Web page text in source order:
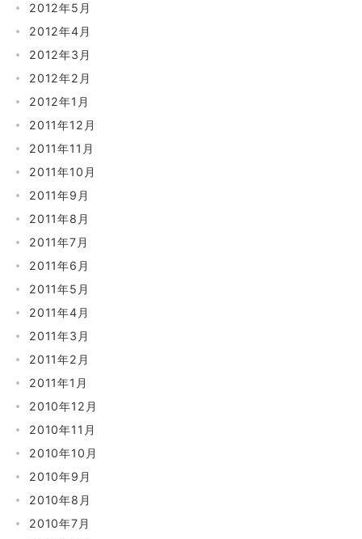
2012年5月
2012年4月
2012年3月
2012年2月
2012年1月
2011年12月
2011年11月
2011年10月
2011年9月
2011年8月
2011年7月
2011年6月
2011年5月
2011年4月
2011年3月
2011年2月
2011年1月
2010年12月
2010年11月
2010年10月
2010年9月
2010年8月
2010年7月